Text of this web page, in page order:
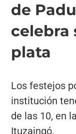
de
celebra
plata
Los festejos
institución
de las 10, en
Ituzaingó.